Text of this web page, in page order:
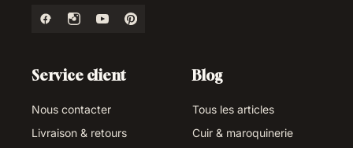
Service client
Nous contacter
Livraison & retours
Blog
Tous les articles
Cuir & maroquinerie